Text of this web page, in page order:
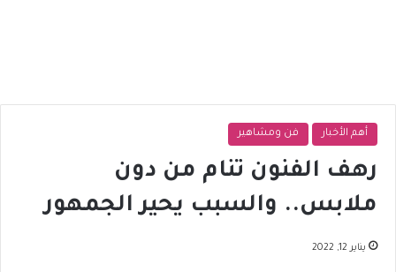
أهم الأخبار فن ومشاهير
رهف الفنون تنام من دون
ملابس.. والسبب يحير الجمهور
يناير 12, 2022